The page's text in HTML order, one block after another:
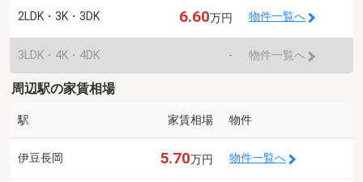
2LDK・3K・3DK 6.60万円 物件一覧へ
3LDK・4K・4DK - 物件一覧へ
周辺駅の家賃相場
駅 家賃相場 物件
伊豆長岡 5.70万円 物件一覧へ